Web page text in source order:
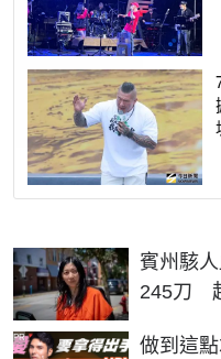
賓州駭
245刀
做到這
PR